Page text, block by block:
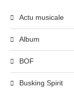
Actu musicale
Album
BOF
Busking Spirit